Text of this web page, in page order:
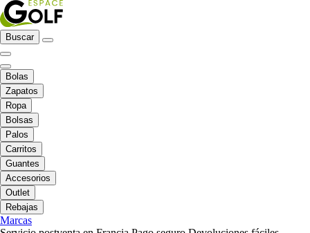
Buscar
Bolas
Zapatos
Ropa
Bolsas
Palos
Carritos
Guantes
Accesorios
Outlet
Rebajas
Marcas